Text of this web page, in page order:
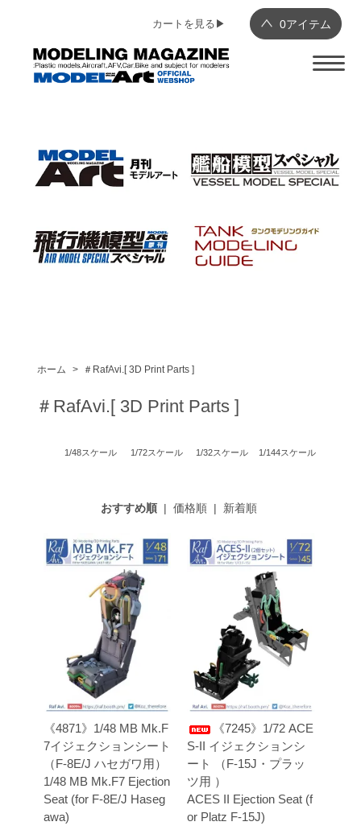
0アイテム
カートを見る▶︎
ホーム > ＃RafAvi.[ 3D Print Parts ]
＃RafAvi.[ 3D Print Parts ]
1/48スケール 1/72スケール 1/32スケール 1/144スケール
おすすめ順 |価格順 | 新着順
《4871》1/48 MB Mk.F
7イジェクションシート
（F-8E/J ハセガワ用）
1/48 MB Mk.F7 Ejection
Seat (for F-8E/J Haseg
awa)
《7245》1/72 ACE
S-II イジェクションシ
ート （F-15J・プラッ
ツ用 ）
ACES II Ejection Seat (f
or Platz F-15J)